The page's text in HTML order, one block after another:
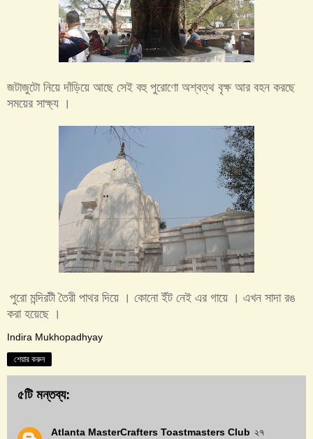
জটাজুটো নিয়ে দাঁড়িয়ে আছে সেই বহু পুরোণো অশ্বত্থ বৃক্ষ আর বহন করছে
সময়ের সাক্ষ্য ।
পুরো মন্দিরটী তৈরী পাথর দিয়ে । কোনো ইঁট নেই এর গায়ে । এখন সাদা রঙ
করা হয়েছে ।
Indira Mukhopadhyay
শেয়ার করুন
৫টি মন্তব্য:
Atlanta MasterCrafters Toastmasters Club ২৭